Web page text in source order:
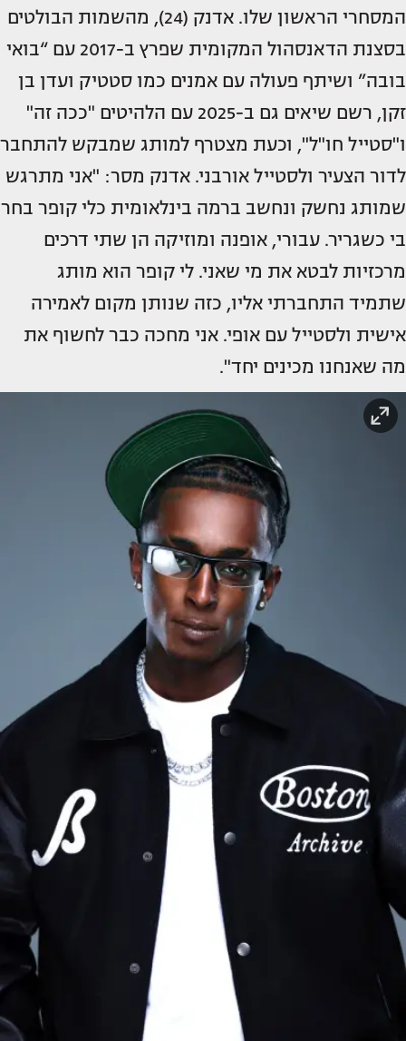
המסחרי הראשון שלו. אדנק (24), מהשמות הבולטים
בסצנת הדאנסהול המקומית שפרץ ב-2017 עם “בואי
בובה” ושיתף פעולה עם אמנים כמו סטטיק ועדן בן
זקן, רשם שיאים גם ב-2025 עם הלהיטים "ככה זה"
ו"סטייל חו"ל", וכעת מצטרף למותג שמבקש להתחבר
לדור הצעיר ולסטייל אורבני. אדנק מסר: "אני מתרגש
שמותג נחשק ונחשב ברמה בינלאומית כלי קופר בחר
בי כשגריר. עבורי, אופנה ומוזיקה הן שתי דרכים
מרכזיות לבטא את מי שאני. לי קופר הוא מותג
שתמיד התחברתי אליו, כזה שנותן מקום לאמירה
אישית ולסטייל עם אופי. אני מחכה כבר לחשוף את
מה שאנחנו מכינים יחד".